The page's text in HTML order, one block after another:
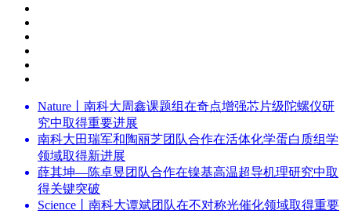
Nature丨南科大周鑫课题组在奇点增强芯片级陀螺仪研
究中取得重要进展
南科大田瑞军和陶丽芝团队合作在活体化学蛋白质组学
领域取得新进展
薛其坤—陈卓昱团队合作在镍基高温超导机理研究中取
得关键突破
Science丨南科大谭斌团队在不对称光催化领域取得重要